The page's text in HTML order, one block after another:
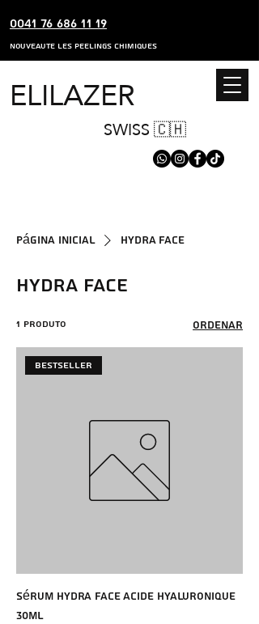
0041 76 686 11 19
nouveaute les peelings chimiques
ELILAZER
SWISS 🇨🇭
Página inicial HYDRA FACE
HYDRA FACE
1 produto Ordenar
Bestseller
Sérum Hydra Face Acide Hyaluronique
30ml